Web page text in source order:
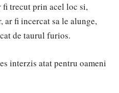
fi trecut prin acel loc si,
ar fi incercat sa le alunge,
de taurul furios.
interzis atat pentru oameni